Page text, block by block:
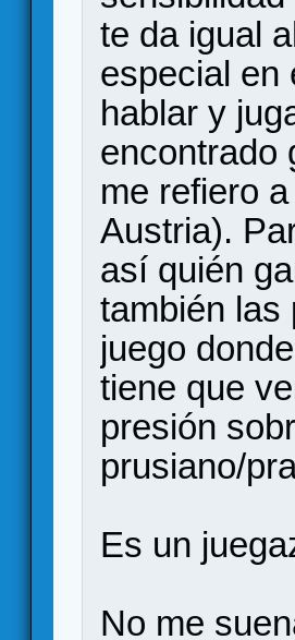
te da igual
especial en
hablar y
encontrado
me refiero
Austria).
así quién
también las
juego
tiene que
presión
prusiano/
Es un
No me